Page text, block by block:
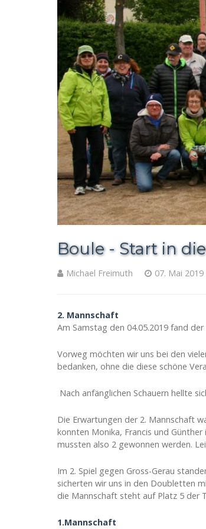
Boule - Start in
Michael Freimuth 07. Mai 2019
2. Mannschaft
Am Samstag den 04.05.2019 fand
Vorweg möchten wir uns bei den
bedanken, ohne die diese schöne
Nach anfänglichen Schauern hellte
Die Erwartungen der 2. Mannschaft
konnten Monika, Francis und
mussten also 2 gewonnen werden.
Im 2. Spiel gegen Gross-Gerau
sicherten wir uns in den Doubletten
die Mannschaft steht auf Platz 5 der
1.Mannschaft